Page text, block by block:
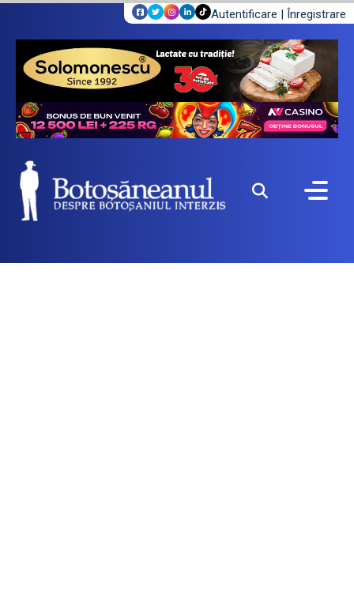
Autentificare | Înregistrare